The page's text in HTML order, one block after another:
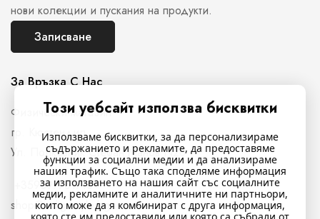
За Връзка С Нас
Физически магазин
гр. Кюстендил,
Ул. Полковник Стефан Манов N26
+359897761716
shop@indigostyle.bg
нови колекции и пускания на продукти.
Записване
Този уебсайт използва бисквитки
Използваме бисквитки, за да персонализираме
съдържанието и рекламите, да предоставяме
функции за социални медии и да анализираме
нашия трафик. Също така споделяме информация
за използването на нашия сайт със социалните
медии, рекламните и аналитичните ни партньори,
които може да я комбинират с друга информация,